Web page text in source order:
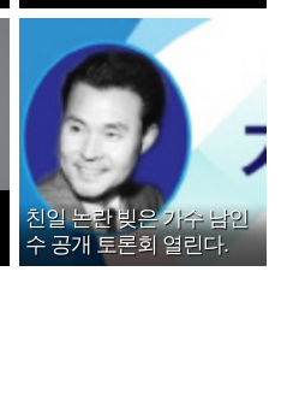
1182개팀 전수조사
친일 논란 빚은 가수 남인
수 공개 토론회 열린다.